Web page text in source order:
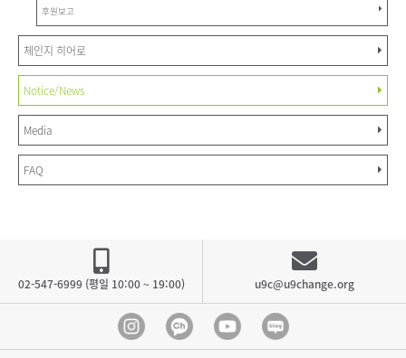
후원보고
체인지 히어로
Notice/News
Media
FAQ
02-547-6999 (평일 10:00 ~ 19:00) u9c@u9change.org
InstagramKakao Channel
Youtube blog